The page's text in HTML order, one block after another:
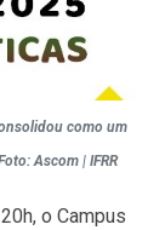
como um
Ascom | IFRR
o Campus